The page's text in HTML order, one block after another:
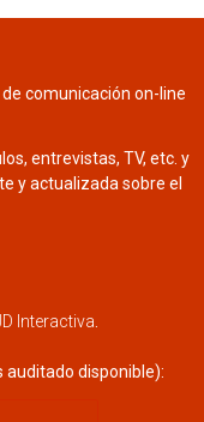
de comunicación on-line
entrevistas, TV, etc. y
y actualizada sobre el
Interactiva
auditado disponible):